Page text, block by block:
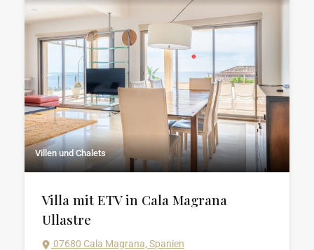
Villen und Chalets
Villa mit ETV in Cala Magrana
Ullastre
07680 Cala Magrana, Spanien